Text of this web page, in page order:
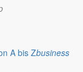
A bis Zbusiness